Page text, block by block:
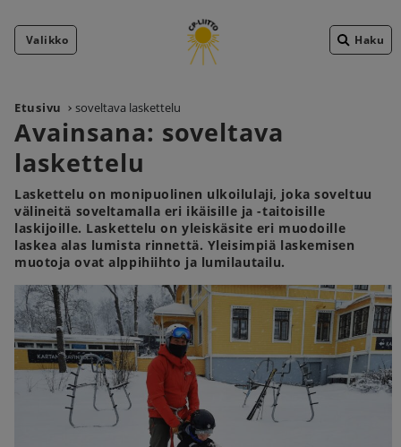
Valikko Haku
Etusivu soveltava laskettelu
Avainsana: soveltava
laskettelu
Laskettelu on monipuolinen ulkoilulaji, joka soveltuu
välineitä soveltamalla eri ikäisille ja -taitoisille
laskijoille. Laskettelu on yleiskäsite eri muodoille
laskea alas lumista rinnettä. Yleisimpiä laskemisen
muotoja ovat alppihiihto ja lumilautailu.